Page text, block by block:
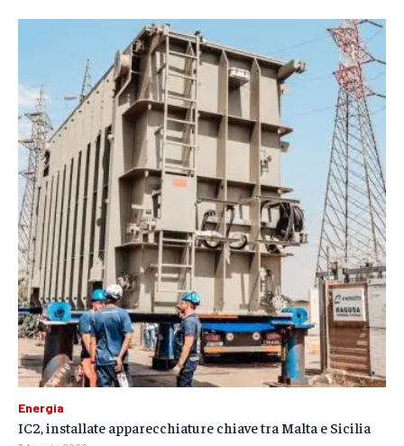
Energia
IC2, installate apparecchiature chiave tra Malta e Sicilia